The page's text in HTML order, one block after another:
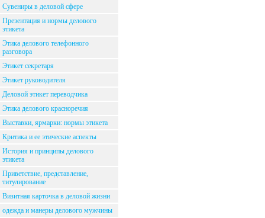
Сувениры в деловой сфере
Презентация и нормы делового
этикета
Этика делового телефонного
разговора
Этикет секретаря
Этикет руководителя
Деловой этикет переводчика
Этика делового красноречия
Выставки, ярмарки: нормы этикета
Критика и ее этические аспекты
История и принципы делового
этикета
Приветствие, представление,
титулирование
Визитная карточка в деловой жизни
одежда и манеры делового мужчины